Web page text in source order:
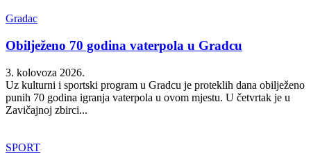
Gradac
Obilježeno 70 godina vaterpola u Gradcu
3. kolovoza 2026.
Uz kulturni i sportski program u Gradcu je proteklih dana obilježeno
punih 70 godina igranja vaterpola u ovom mjestu. U četvrtak je u
Zavičajnoj zbirci...
SPORT